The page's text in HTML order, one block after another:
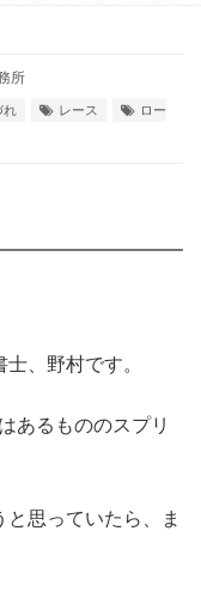
所
れ レース
ロー
、野村です。
あるもののスプリ
思っていたら、ま